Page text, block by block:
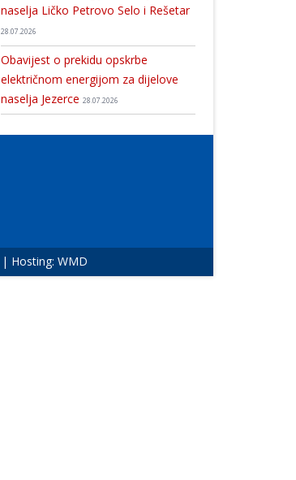
naselja Ličko Petrovo Selo i Rešetar
28.07.2026
Obavijest o prekidu opskrbe
električnom energijom za dijelove
naselja Jezerce 28.07.2026
| Hosting: WMD